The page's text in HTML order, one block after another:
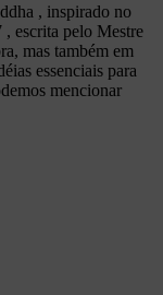
, inspirado no
escrita pelo Mestre
mas também em
essenciais para
mencionar